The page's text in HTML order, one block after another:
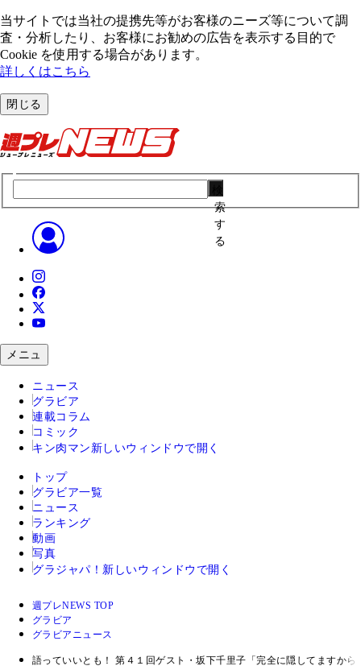
当サイトでは当社の提携先等がお客様のニーズ等について調
査・分析したり、お客様にお勧めの広告を表⽰する⽬的で
Cookie を使⽤する場合があります。
詳しくはこちら
閉じる
索
す
る
メニュ
ニュース
グラビア
連載コラム
コミック
キン肉マン 新しいウィンドウで開く
トップ
グラビア一覧
ニュース
ランキング
動画
写真
グラジャパ！ 新しいウィンドウで開く
週プレNEWS TOP
グラビア
グラビアニュース
語っていいとも！ 第４１回ゲスト・坂下千里子「完全に隠してますか